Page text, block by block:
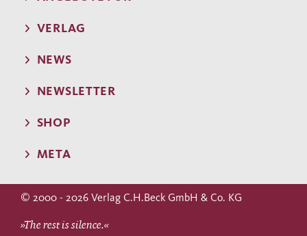
VERLAG
NEWS
NEWSLETTER
SHOP
META
© 2000 - 2026 Verlag C.H.Beck GmbH & Co. KG
»The rest is silence.«